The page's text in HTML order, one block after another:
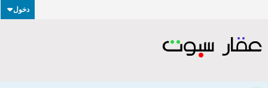
دخول